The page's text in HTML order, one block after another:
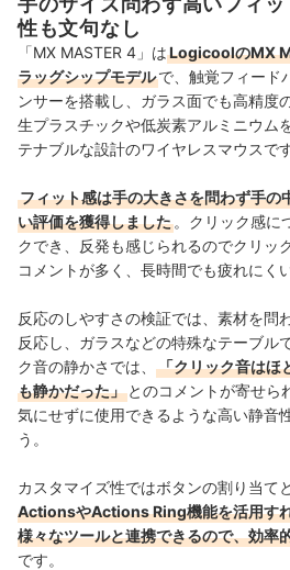
性も文句なし
「MX MASTER 4」はLogicoolのMX
ラッグシップモデルで、触覚フィード
ンサーを搭載し、ガラス面でも高精度
生プラスチックや低炭素アルミニウム
テナブルな設計のワイヤレスマウスです
フィット感は手の大きさを問わず手の
い評価を獲得しました 。クリック感に
クでき、反発も感じられるのでクリッ
コメントが多く、長時間でも疲れにく
反応のしやすさの検証では、素材を問
反応し、ガラスなどの特殊なテーブル
ク音の静かさでは、
「クリック音はほ
も静かだった」 とのコメントが寄せら
気にせずに使用できるような高い静音
う。
カスタマイズ性ではボタンの割り当て
ActionsやActions Ring機能を活用す
様々なツールと連携できるので、効率
です。